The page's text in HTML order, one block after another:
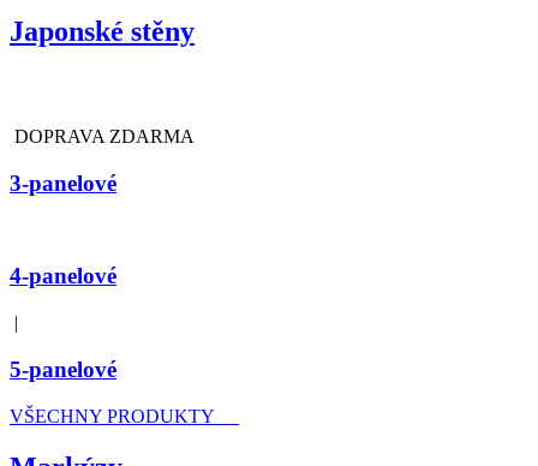
Japonské stěny
DOPRAVA ZDARMA
3-panelové
4-panelové
|
5-panelové
VŠECHNY PRODUKTY